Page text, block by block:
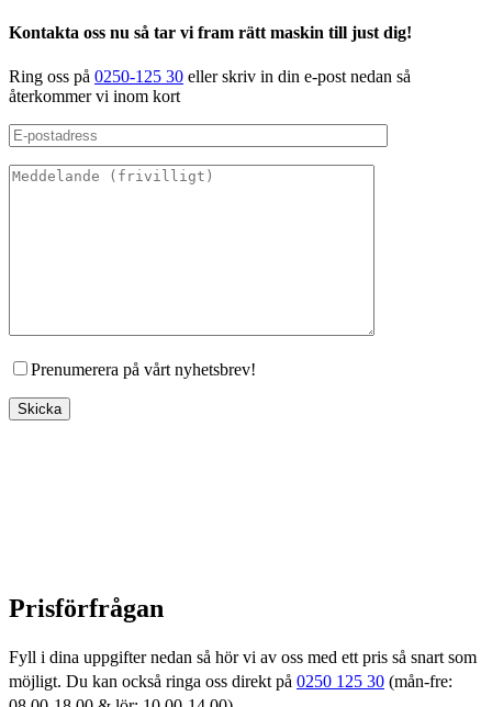
Kontakta oss nu så tar vi fram rätt maskin till just dig!
Ring oss på 0250-125 30 eller skriv in din e-post nedan så
återkommer vi inom kort
Prenumerera på vårt nyhetsbrev!
Prisförfrågan
Fyll i dina uppgifter nedan så hör vi av oss med ett pris så snart som
möjligt. Du kan också ringa oss direkt på 0250 125 30 (mån-fre: